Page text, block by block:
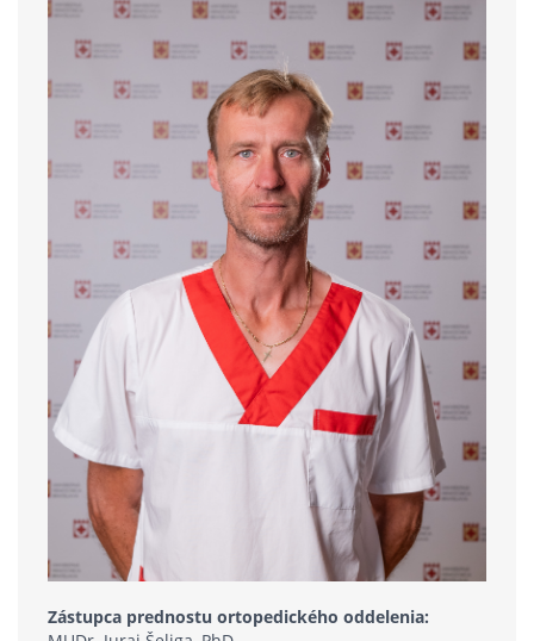
Zástupca prednostu ortopedického oddelenia: